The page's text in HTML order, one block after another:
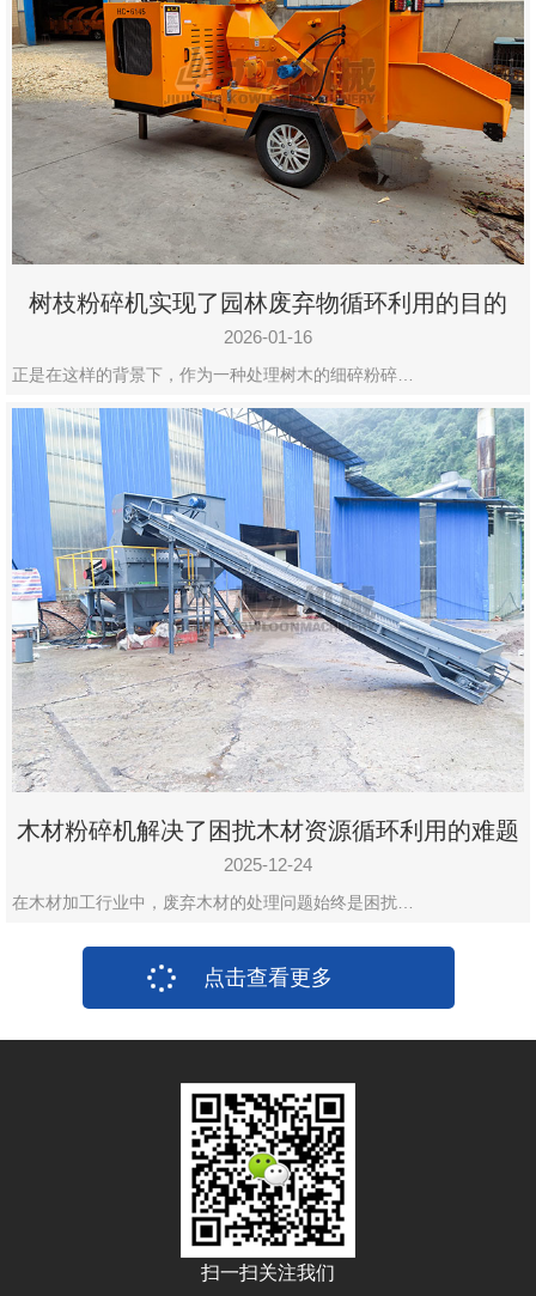
树枝粉碎机实现了园林废弃物循环利用的目的
2026-01-16
正是在这样的背景下，作为一种处理树木的细碎粉碎…
木材粉碎机解决了困扰木材资源循环利用的难题
2025-12-24
在木材加工行业中，废弃木材的处理问题始终是困扰…
点击查看更多
扫一扫关注我们